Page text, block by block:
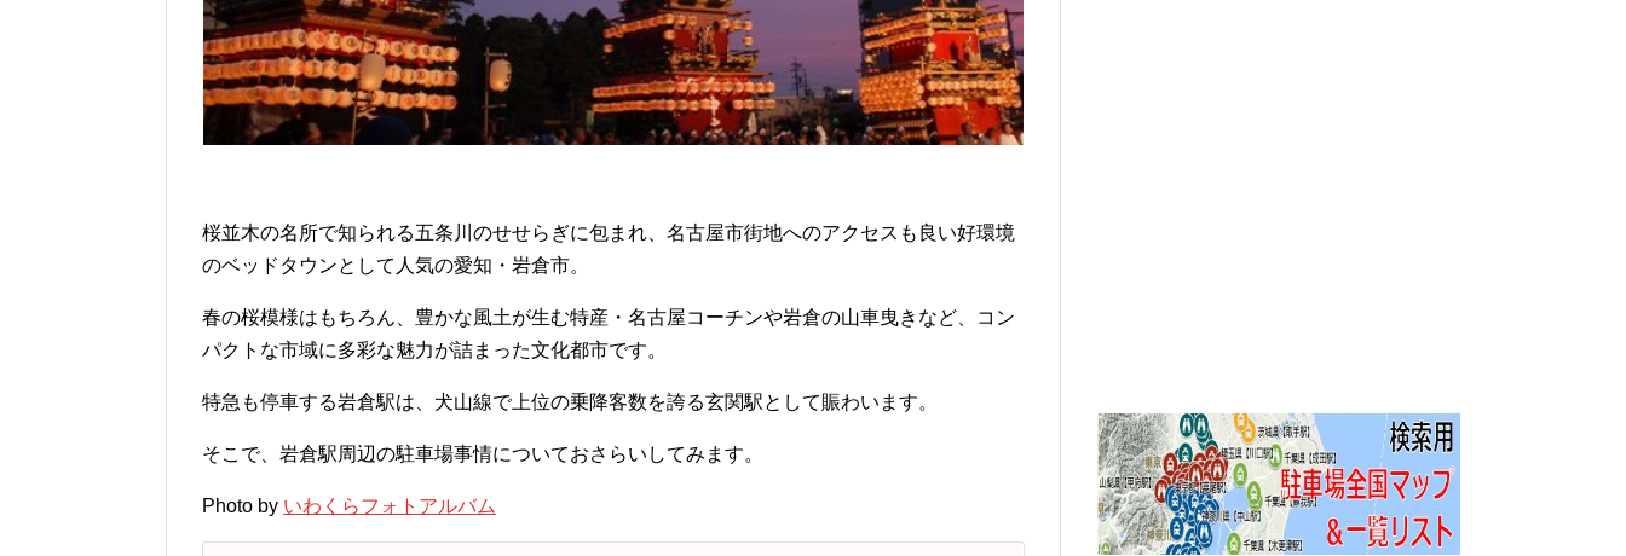
桜並木の名所で知られる五条川のせせらぎに包まれ、名古屋市街地へのアクセスも良い好環境
のベッドタウンとして人気の愛知・岩倉市。
春の桜模様はもちろん、豊かな風土が生む特産・名古屋コーチンや岩倉の山車曳きなど、コン
パクトな市域に多彩な魅力が詰まった文化都市です。
特急も停車する岩倉駅は、犬山線で上位の乗降客数を誇る玄関駅として賑わいます。
そこで、岩倉駅周辺の駐車場事情についておさらいしてみます。
Photo by いわくらフォトアルバム